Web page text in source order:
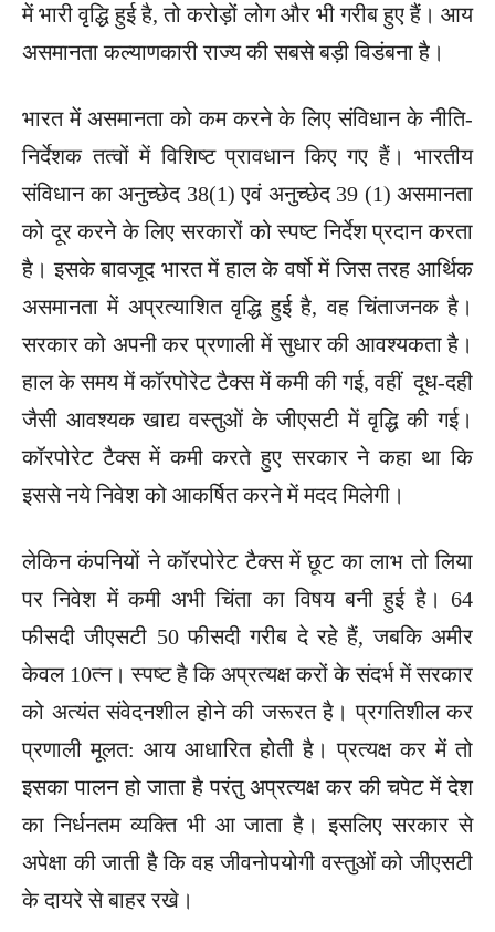
में भारी वृद्धि हुई है, तो करोड़ों लोग और भी गरीब हुए हैं। आय
असमानता कल्याणकारी राज्य की सबसे बड़ी विडंबना है।
भारत में असमानता को कम करने के लिए संविधान के नीति-
निर्देशक तत्वों में विशिष्ट प्रावधान किए गए हैं। भारतीय
संविधान का अनुच्छेद 38(1) एवं अनुच्छेद 39 (1) असमानता
को दूर करने के लिए सरकारों को स्पष्ट निर्देश प्रदान करता
है। इसके बावजूद भारत में हाल के वर्षो में जिस तरह आर्थिक
असमानता में अप्रत्याशित वृद्धि हुई है, वह चिंताजनक है।
सरकार को अपनी कर प्रणाली में सुधार की आवश्यकता है।
हाल के समय में कॉरपोरेट टैक्स में कमी की गई, वहीं दूध-दही
जैसी आवश्यक खाद्य वस्तुओं के जीएसटी में वृद्धि की गई।
कॉरपोरेट टैक्स में कमी करते हुए सरकार ने कहा था कि
इससे नये निवेश को आकर्षित करने में मदद मिलेगी।
लेकिन कंपनियों ने कॉरपोरेट टैक्स में छूट का लाभ तो लिया
पर निवेश में कमी अभी चिंता का विषय बनी हुई है। 64
फीसदी जीएसटी 50 फीसदी गरीब दे रहे हैं, जबकि अमीर
केवल 10त्न। स्पष्ट है कि अप्रत्यक्ष करों के संदर्भ में सरकार
को अत्यंत संवेदनशील होने की जरूरत है। प्रगतिशील कर
प्रणाली मूलत: आय आधारित होती है। प्रत्यक्ष कर में तो
इसका पालन हो जाता है परंतु अप्रत्यक्ष कर की चपेट में देश
का निर्धनतम व्यक्ति भी आ जाता है। इसलिए सरकार से
अपेक्षा की जाती है कि वह जीवनोपयोगी वस्तुओं को जीएसटी
के दायरे से बाहर रखे।